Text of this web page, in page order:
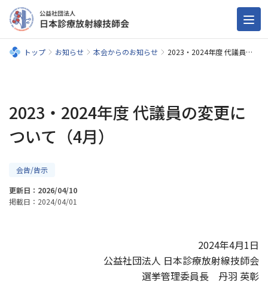
トップ お知らせ 本会からのお知らせ 2023・2024年度 代議員の変更について（4月）
2023・2024年度 代議員の変更に
ついて（4月）
会告/告示
更新日：2026/04/10
掲載日：2024/04/01
2024年4月1日
公益社団法人 日本診療放射線技師会
選挙管理委員長 丹羽 英彰